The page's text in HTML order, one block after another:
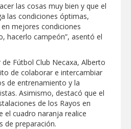
consolidan proyecto “Carne
MUNICIPAL INVITA A
DE TAMIZAJE AUDITIVO
UNE NUEVA ERA
Carlos Peña Ortiz apoyos de
Luchona", acompañado por la
Maki Esther Ortiz Domínguez
Municipio programa de
en cuatro colonias de Reynosa
las cosas muy bien y que el
las condiciones óptimas,
mejores condiciones
hacerlo campeón”, asentó el
Fútbol Club Necaxa, Alberto
de colaborar e intercambiar
de entrenamiento y la
Asimismo, destacó que el
de los Rayos en
el cuadro naranja realice
de preparación.